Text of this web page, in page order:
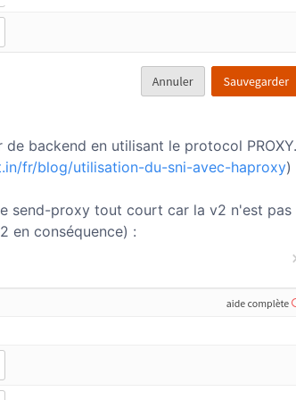
backend en utilisant le protocol
fr/blog/utilisation-du-sni-avec-haproxy)
send-proxy tout court car la v2 n'est pas
en conséquence) :